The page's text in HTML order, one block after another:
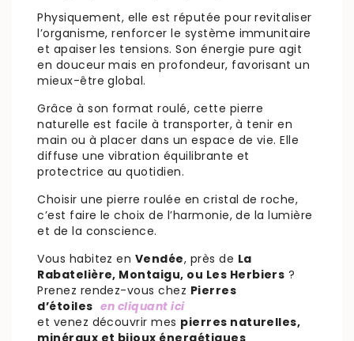
Physiquement, elle est réputée pour revitaliser
l’organisme, renforcer le système immunitaire
et apaiser les tensions. Son énergie pure agit
en douceur mais en profondeur, favorisant un
mieux-être global.
Grâce à son format roulé, cette pierre
naturelle est facile à transporter, à tenir en
main ou à placer dans un espace de vie. Elle
diffuse une vibration équilibrante et
protectrice au quotidien.
Choisir une pierre roulée en cristal de roche,
c’est faire le choix de l’harmonie, de la lumière
et de la conscience.
Vous habitez en Vendée, près de La
Rabatelière, Montaigu, ou Les Herbiers ?
Prenez rendez-vous chez Pierres
d’étoiles en cliquant ici
et venez découvrir mes pierres naturelles,
minéraux et bijoux énergétiques